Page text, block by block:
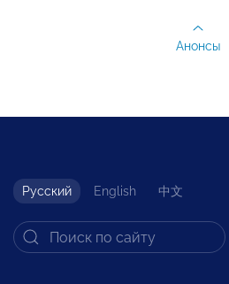
Анонсы
Русский English 中文